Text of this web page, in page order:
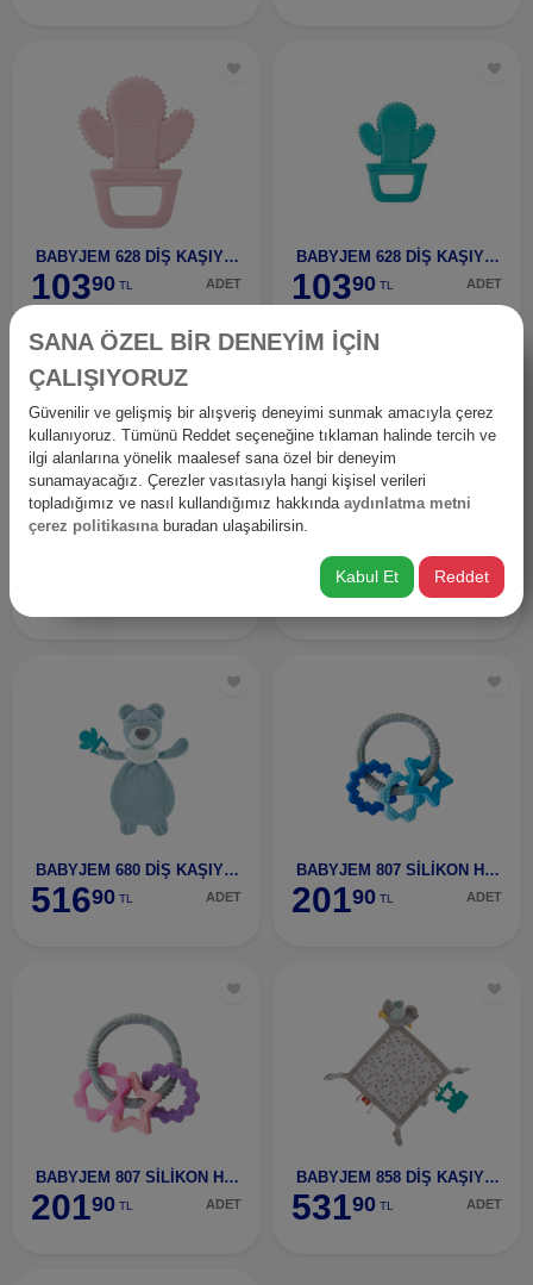
BABYJEM 628 DİŞ KAŞIYICI KAKTÜS PEMBE-62811
10390 TL ADET
BABYJEM 628 DİŞ KAŞIYICI KAKTÜS YEŞİL-62809
10390 TL ADET
BABYJEM 680 DİŞ KAŞIYICILI UYKUCU AYICIK GRİ-6800
51690
BABYJEM 680 DİŞ KAŞIYICILI UYKUCU AYICIK YEŞİL-68
51690 TL ADET
BABYJEM 807 SİLİKON HALKA DİŞ KAŞIYICI MAVİ-80701
20190 TL ADET
BABYJEM 807 SİLİKON HALKA DİŞ KAŞIYICI PEMBE-8070
20190 TL ADET
BABYJEM 858 DİŞ KAŞIYICILI UYKUCU BİRDY KAHVE-858
53190 TL ADET
SANA ÖZEL BİR DENEYİM İÇİN
ÇALIŞIYORUZ
Güvenilir ve gelişmiş bir alışveriş deneyimi sunmak amacıyla çerez
kullanıyoruz. Tümünü Reddet seçeneğine tıklaman halinde tercih ve
ilgi alanlarına yönelik maalesef sana özel bir deneyim
sunamayacağız. Çerezler vasıtasıyla hangi kişisel verileri
topladığımız ve nasıl kullandığımız hakkında aydınlatma metni
çerez politikasınaburadan ulaşabilirsin.
Kabul Et Reddet